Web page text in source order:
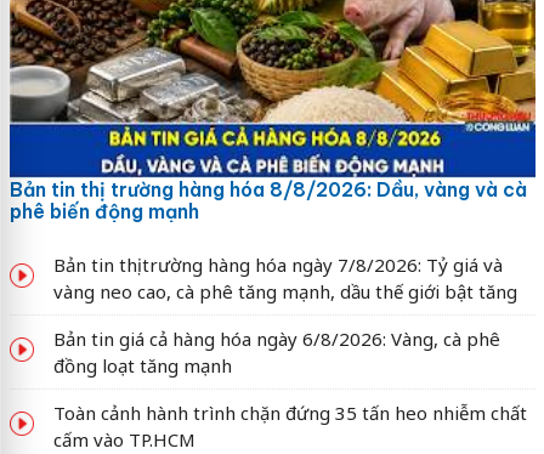
Bản tin thị trường hàng hóa 8/8/2026: Dầu, vàng và cà
phê biến động mạnh
Bản tin thị trường hàng hóa ngày 7/8/2026: Tỷ giá và
vàng neo cao, cà phê tăng mạnh, dầu thế giới bật tăng
Bản tin giá cả hàng hóa ngày 6/8/2026: Vàng, cà phê
đồng loạt tăng mạnh
Toàn cảnh hành trình chặn đứng 35 tấn heo nhiễm chất
cấm vào TP.HCM